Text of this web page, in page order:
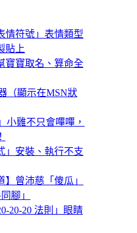
情符號」表情類型
貼上
寶寶取名、算命全
（顯示在MSN狀
小雞不只會嗶嗶，
」安裝、執行不支
】曾沛慈「傻瓜」
腳」
20-20 法則」眼睛